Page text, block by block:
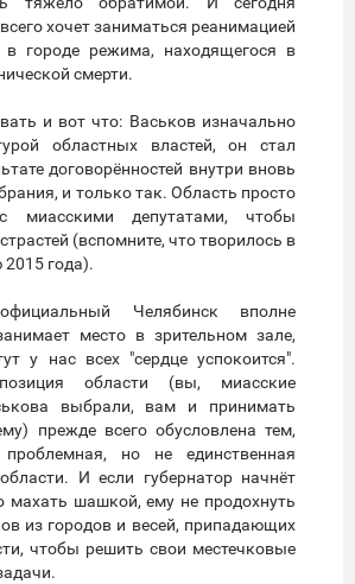
хочет заниматься реанимацией
в городе режима, находящегося в
смерти.
и вот что: Васьков изначально
областных властей, он стал
договорённостей внутри вновь
и только так. Область просто
миасскими депутатами, чтобы
(вспомните, что творилось в
года).
Челябинск вполне
место в зрительном зале,
у нас всех "сердце успокоится".
области (вы, миасские
выбрали, вам и принимать
прежде всего обусловлена тем,
но не единственная
И если губернатор начнёт
махать шашкой, ему не продохнуть
из городов и весей, припадающих
чтобы решить свои местечковые